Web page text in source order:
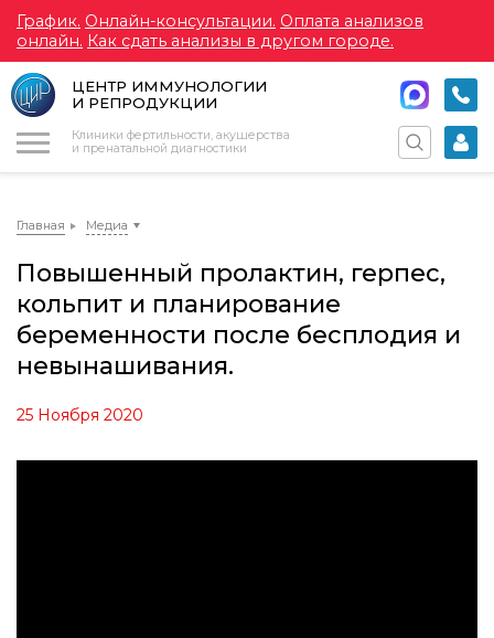
График. Онлайн-консультации. Оплата анализов
онлайн. Как сдать анализы в другом городе.
ЦЕНТР ИММУНОЛОГИИ
И РЕПРОДУКЦИИ
Клиники фертильности, акушерства
и пренатальной диагностики
Главная Медиа
Повышенный пролактин, герпес,
кольпит и планирование
беременности после бесплодия и
невынашивания.
25 Ноября 2020